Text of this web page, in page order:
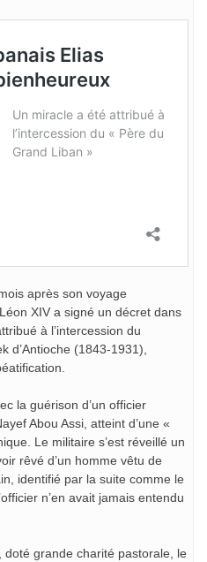
après son voyage
XIV a signé un décret dans
à l’intercession du
d’Antioche (1843-1931),
la guérison d’un officier
Abou Assi, atteint d’une «
Le militaire s’est réveillé un
rêvé d’un homme vêtu de
identifié par la suite comme le
n’en avait jamais entendu
doté grande charité pastorale, le